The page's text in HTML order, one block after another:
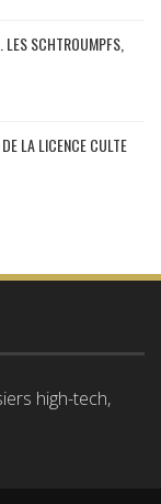
SCHTROUMPFS,
LA LICENCE CULTE
high-tech,